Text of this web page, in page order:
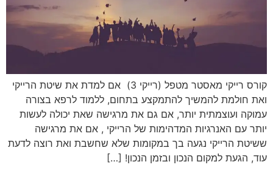
קורס רייקי מאסטר מטפל (רייקי 3) אם למדת את שיטת הרייקי
ואת חולמת להמשיך להתמקצע בתחום, ללמוד לרפא בצורה
עמוקה ועוצמתית יותר, אם גם את מרגישה שאת יכולה לעשות
יותר עם האנרגיות המדהימות של הרייקי , אם את מרגישה
ששיטת הרייקי נגעה בך במקומות שלא שחשבת ואת רוצה לדעת
עוד, הגעת למקום הנכון ובזמן הנכון! […]